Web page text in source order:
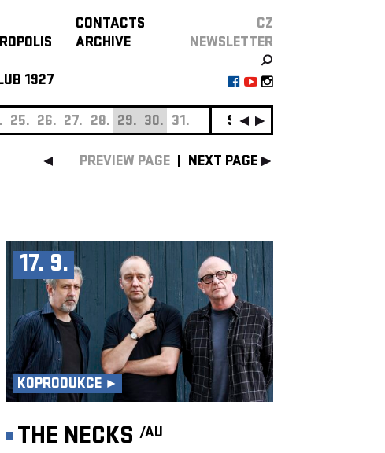
1927
CONTACTS
ARCHIVE
CZ
NEWSLETTER
25. 26. 27. 28. 29. 30. 31. SEPTEMBER
PREVIEW PAGE NEXT PAGE
17. 9.
KOPRODUKCE ►
THE NECKS /AU